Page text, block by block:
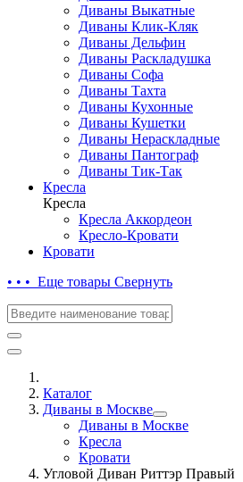
Диваны Выкатные
Диваны Клик-Кляк
Диваны Дельфин
Диваны Раскладушка
Диваны Софа
Диваны Тахта
Диваны Кухонные
Диваны Кушетки
Диваны Нераскладные
Диваны Пантограф
Диваны Тик-Так
Кресла
Кресла
Кресла Аккордеон
Кресло-Кровати
Кровати
• • • Еще товары Свернуть
Каталог
Диваны в Москве
Диваны в Москве
Кресла
Кровати
Угловой Диван Риттэр Правый